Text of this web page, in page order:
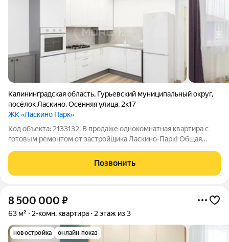
Калининградская область, Гурьевский муниципальный округ,
посёлок Ласкино,Осенняя улица, 2к17
ЖК «Ласкино Парк»
Код объекта: 2133132. В продаже однокомнатная квартира с
готовым ремонтом от застройщика Ласкино-Парк! Общая
Военная ипотека IT ипотека Готовый ремонт с мебелью и
Позвонить
8 500 000 ₽
63 м² 2-комн. квартира 2 этаж из 3
новостройка онлайн показ